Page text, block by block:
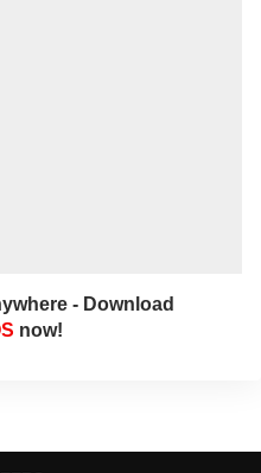
- Download
now!